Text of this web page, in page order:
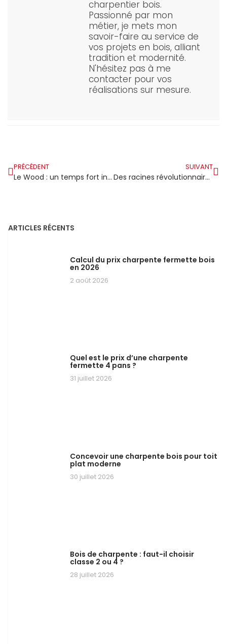
charpentier bois.
Passionné par mon
métier, je mets mon
savoir-faire au service de
vos projets en bois, alliant
tradition et modernité.
N'hésitez pas à me
contacter pour vos
réalisations sur mesure.
PRÉCÉDENT
Le Wood : un temps fort incontournable du Forum Bois Construction au Grand Palais
SUIVANT
Des racines révolutionnaires à nos jours : l’héritage artisanal de trois générations de Dauriac dans le travail du bois à Toulouse
ARTICLES RÉCENTS
Calcul du prix charpente fermette bois
en 2026
2 août 2026
Quel est le prix d’une charpente
fermette 4 pans ?
31 juillet 2026
Concevoir une charpente bois pour toit
plat moderne
30 juillet 2026
Bois de charpente : faut-il choisir
classe 2 ou 4 ?
28 juillet 2026